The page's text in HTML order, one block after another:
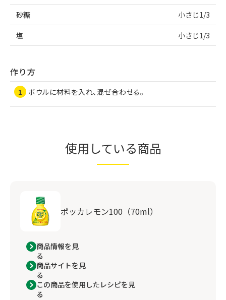
砂糖 小さじ1/3
塩 小さじ1/3
作り方
ボウルに材料を入れ、混ぜ合わせる。
使用している商品
ポッカレモン100（70ml）
商品情報を見
る
商品サイトを見
る
この商品を使用したレシピを見
る